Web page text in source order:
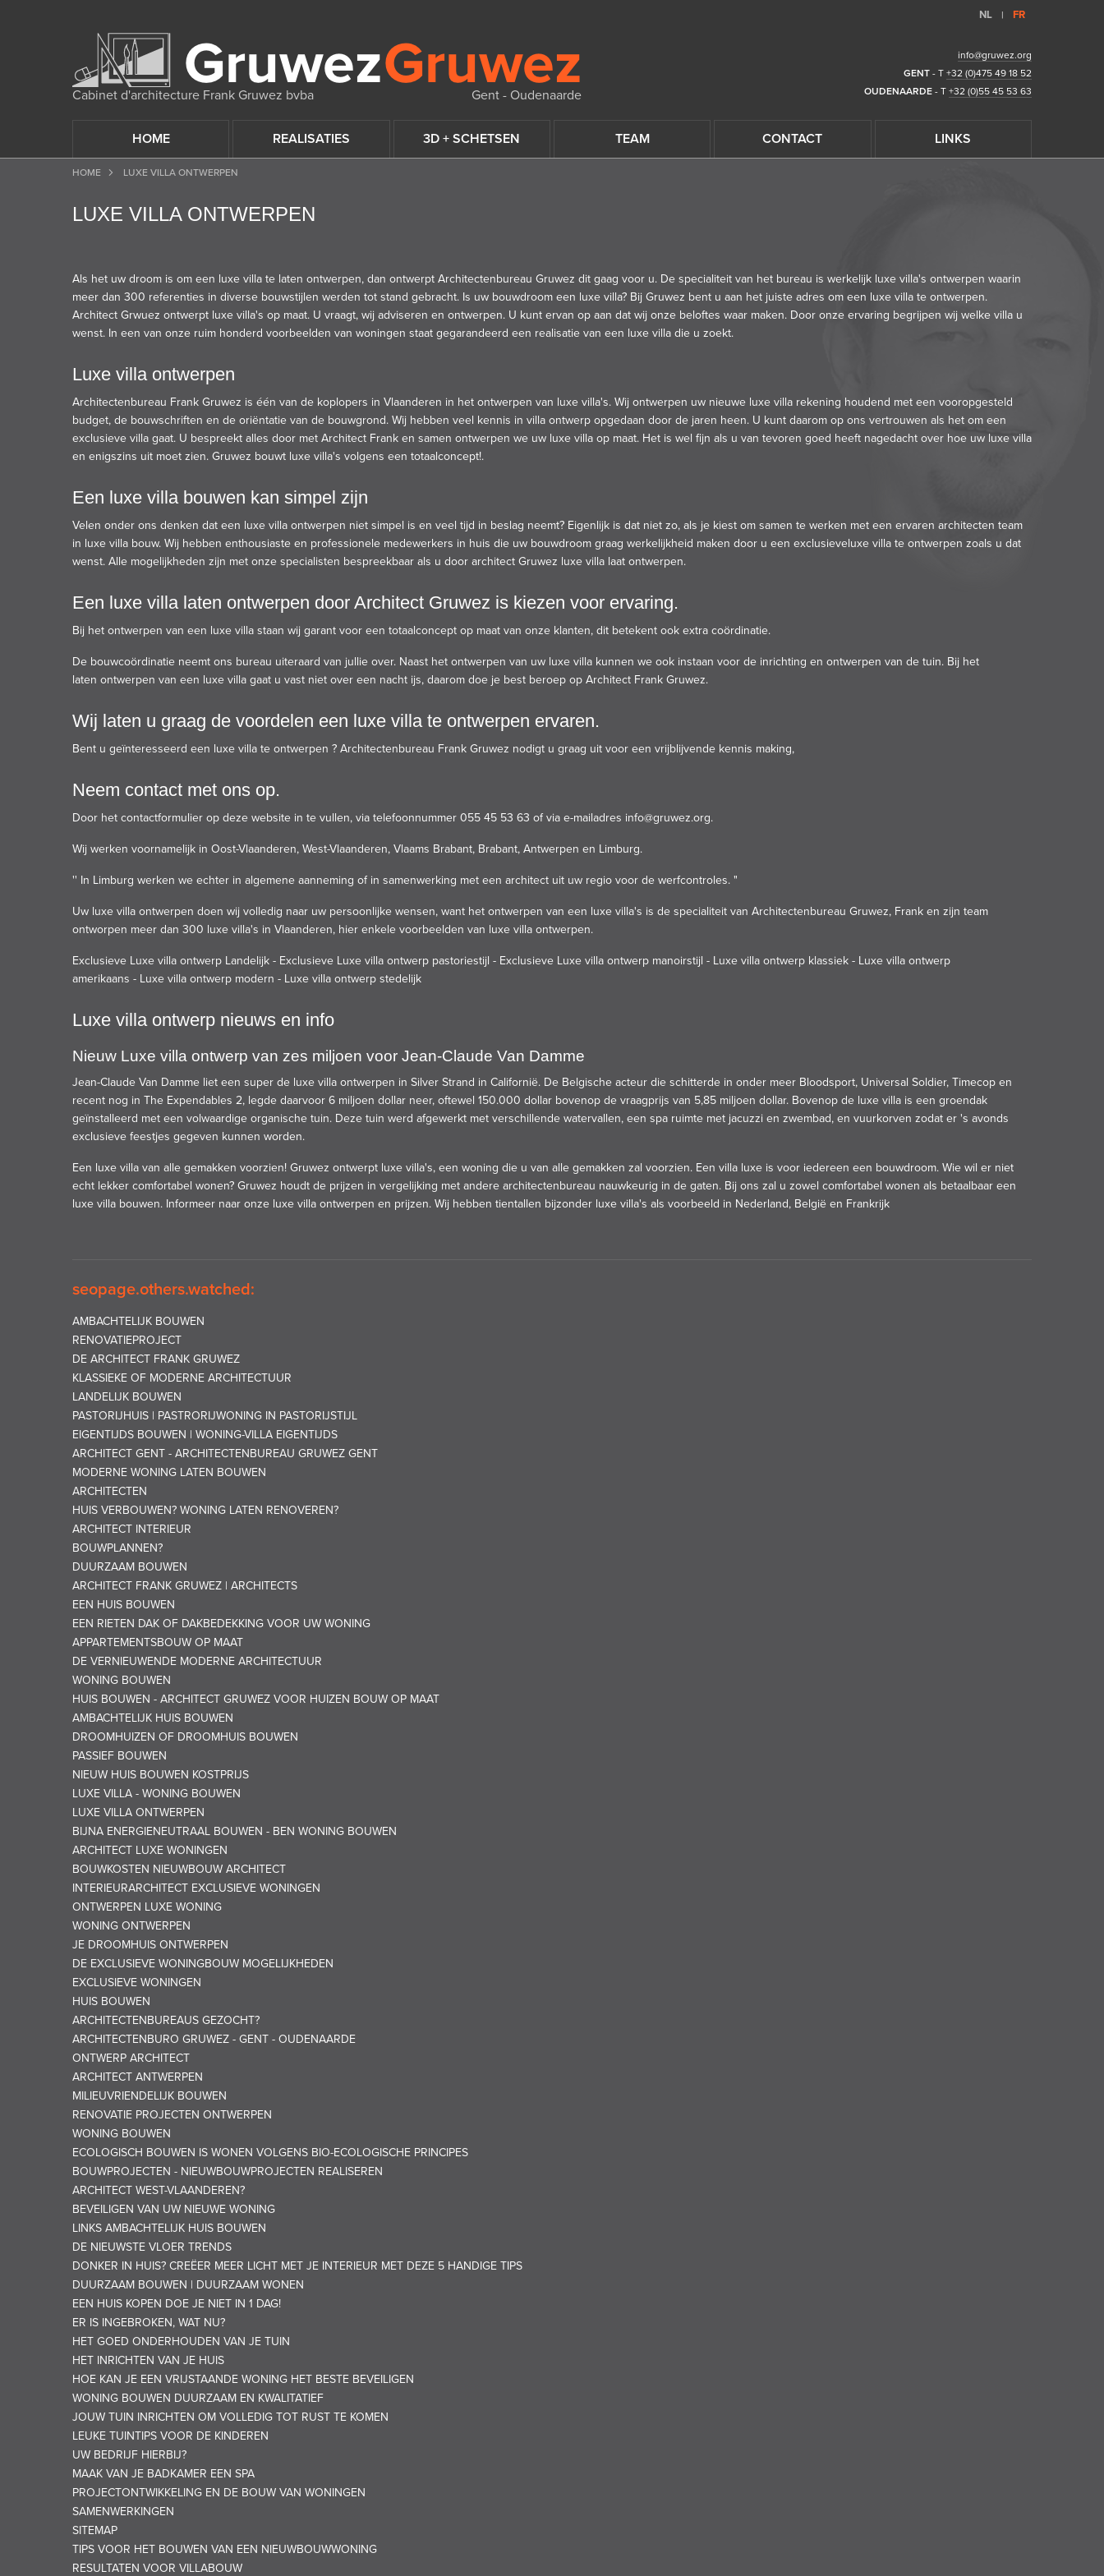
NL | FR
Cabinet d'architecture Frank Gruwez bvba Gent - Oudenaarde
info@gruwez.org
GENT - T +32 (0)475 49 18 52
OUDENAARDE - T +32 (0)55 45 53 63
HOME REALISATIES 3D + SCHETSEN TEAM CONTACT LINKS
HOME LUXE VILLA ONTWERPEN
LUXE VILLA ONTWERPEN
Als het uw droom is om een luxe villa te laten ontwerpen, dan ontwerpt Architectenbureau Gruwez dit gaag voor u. De specialiteit van het bureau is werkelijk luxe villa's ontwerpen waarin
meer dan 300 referenties in diverse bouwstijlen werden tot stand gebracht. Is uw bouwdroom een luxe villa? Bij Gruwez bent u aan het juiste adres om een luxe villa te ontwerpen.
Architect Grwuez ontwerpt luxe villa's op maat. U vraagt, wij adviseren en ontwerpen. U kunt ervan op aan dat wij onze beloftes waar maken. Door onze ervaring begrijpen wij welke villa u
wenst. In een van onze ruim honderd voorbeelden van woningen staat gegarandeerd een realisatie van een luxe villa die u zoekt.
Luxe villa ontwerpen
Architectenbureau Frank Gruwez is één van de koplopers in Vlaanderen in het ontwerpen van luxe villa's. Wij ontwerpen uw nieuwe luxe villa rekening houdend met een vooropgesteld
budget, de bouwschriften en de oriëntatie van de bouwgrond. Wij hebben veel kennis in villa ontwerp opgedaan door de jaren heen. U kunt daarom op ons vertrouwen als het om een
exclusieve villa gaat. U bespreekt alles door met Architect Frank en samen ontwerpen we uw luxe villa op maat. Het is wel fijn als u van tevoren goed heeft nagedacht over hoe uw luxe villa
en enigszins uit moet zien. Gruwez bouwt luxe villa's volgens een totaalconcept!.
Een luxe villa bouwen kan simpel zijn
Velen onder ons denken dat een luxe villa ontwerpen niet simpel is en veel tijd in beslag neemt? Eigenlijk is dat niet zo, als je kiest om samen te werken met een ervaren architecten team
in luxe villa bouw. Wij hebben enthousiaste en professionele medewerkers in huis die uw bouwdroom graag werkelijkheid maken door u een exclusieveluxe villa te ontwerpen zoals u dat
wenst. Alle mogelijkheden zijn met onze specialisten bespreekbaar als u door architect Gruwez luxe villa laat ontwerpen.
Een luxe villa laten ontwerpen door Architect Gruwez is kiezen voor ervaring.
Bij het ontwerpen van een luxe villa staan wij garant voor een totaalconcept op maat van onze klanten, dit betekent ook extra coördinatie.
De bouwcoördinatie neemt ons bureau uiteraard van jullie over. Naast het ontwerpen van uw luxe villa kunnen we ook instaan voor de inrichting en ontwerpen van de tuin. Bij het
laten ontwerpen van een luxe villa gaat u vast niet over een nacht ijs, daarom doe je best beroep op Architect Frank Gruwez.
Wij laten u graag de voordelen een luxe villa te ontwerpen ervaren.
Bent u geïnteresseerd een luxe villa te ontwerpen ? Architectenbureau Frank Gruwez nodigt u graag uit voor een vrijblijvende kennis making,
Neem contact met ons op.
Door het contactformulier op deze website in te vullen, via telefoonnummer 055 45 53 63 of via e-mailadres info@gruwez.org.
Wij werken voornamelijk in Oost-Vlaanderen, West-Vlaanderen, Vlaams Brabant, Brabant, Antwerpen en Limburg.
'' In Limburg werken we echter in algemene aanneming of in samenwerking met een architect uit uw regio voor de werfcontroles. "
Uw luxe villa ontwerpen doen wij volledig naar uw persoonlijke wensen, want het ontwerpen van een luxe villa's is de specialiteit van Architectenbureau Gruwez, Frank en zijn team
ontworpen meer dan 300 luxe villa's in Vlaanderen, hier enkele voorbeelden van luxe villa ontwerpen.
Exclusieve Luxe villa ontwerp Landelijk - Exclusieve Luxe villa ontwerp pastoriestijl - Exclusieve Luxe villa ontwerp manoirstijl - Luxe villa ontwerp klassiek - Luxe villa ontwerp
amerikaans - Luxe villa ontwerp modern - Luxe villa ontwerp stedelijk
Luxe villa ontwerp nieuws en info
Nieuw Luxe villa ontwerp van zes miljoen voor Jean-Claude Van Damme
Jean-Claude Van Damme liet een super de luxe villa ontwerpen in Silver Strand in Californië. De Belgische acteur die schitterde in onder meer Bloodsport, Universal Soldier, Timecop en
recent nog in The Expendables 2, legde daarvoor 6 miljoen dollar neer, oftewel 150.000 dollar bovenop de vraagprijs van 5,85 miljoen dollar. Bovenop de luxe villa is een groendak
geïnstalleerd met een volwaardige organische tuin. Deze tuin werd afgewerkt met verschillende watervallen, een spa ruimte met jacuzzi en zwembad, en vuurkorven zodat er 's avonds
exclusieve feestjes gegeven kunnen worden.
Een luxe villa van alle gemakken voorzien! Gruwez ontwerpt luxe villa's, een woning die u van alle gemakken zal voorzien. Een villa luxe is voor iedereen een bouwdroom. Wie wil er niet
echt lekker comfortabel wonen? Gruwez houdt de prijzen in vergelijking met andere architectenbureau nauwkeurig in de gaten. Bij ons zal u zowel comfortabel wonen als betaalbaar een
luxe villa bouwen. Informeer naar onze luxe villa ontwerpen en prijzen. Wij hebben tientallen bijzonder luxe villa's als voorbeeld in Nederland, België en Frankrijk
seopage.others.watched:
AMBACHTELIJK BOUWEN
RENOVATIEPROJECT
DE ARCHITECT FRANK GRUWEZ
KLASSIEKE OF MODERNE ARCHITECTUUR
LANDELIJK BOUWEN
PASTORIJHUIS | PASTRORIJWONING IN PASTORIJSTIJL
EIGENTIJDS BOUWEN | WONING-VILLA EIGENTIJDS
ARCHITECT GENT - ARCHITECTENBUREAU GRUWEZ GENT
MODERNE WONING LATEN BOUWEN
ARCHITECTEN
HUIS VERBOUWEN? WONING LATEN RENOVEREN?
ARCHITECT INTERIEUR
BOUWPLANNEN?
DUURZAAM BOUWEN
ARCHITECT FRANK GRUWEZ | ARCHITECTS
EEN HUIS BOUWEN
EEN RIETEN DAK OF DAKBEDEKKING VOOR UW WONING
APPARTEMENTSBOUW OP MAAT
DE VERNIEUWENDE MODERNE ARCHITECTUUR
WONING BOUWEN
HUIS BOUWEN - ARCHITECT GRUWEZ VOOR HUIZEN BOUW OP MAAT
AMBACHTELIJK HUIS BOUWEN
DROOMHUIZEN OF DROOMHUIS BOUWEN
PASSIEF BOUWEN
NIEUW HUIS BOUWEN KOSTPRIJS
LUXE VILLA - WONING BOUWEN
LUXE VILLA ONTWERPEN
BIJNA ENERGIENEUTRAAL BOUWEN - BEN WONING BOUWEN
ARCHITECT LUXE WONINGEN
BOUWKOSTEN NIEUWBOUW ARCHITECT
INTERIEURARCHITECT EXCLUSIEVE WONINGEN
ONTWERPEN LUXE WONING
WONING ONTWERPEN
JE DROOMHUIS ONTWERPEN
DE EXCLUSIEVE WONINGBOUW MOGELIJKHEDEN
EXCLUSIEVE WONINGEN
HUIS BOUWEN
ARCHITECTENBUREAUS GEZOCHT?
ARCHITECTENBURO GRUWEZ - GENT - OUDENAARDE
ONTWERP ARCHITECT
ARCHITECT ANTWERPEN
MILIEUVRIENDELIJK BOUWEN
RENOVATIE PROJECTEN ONTWERPEN
WONING BOUWEN
ECOLOGISCH BOUWEN IS WONEN VOLGENS BIO-ECOLOGISCHE PRINCIPES
BOUWPROJECTEN - NIEUWBOUWPROJECTEN REALISEREN
ARCHITECT WEST-VLAANDEREN?
BEVEILIGEN VAN UW NIEUWE WONING
LINKS AMBACHTELIJK HUIS BOUWEN
DE NIEUWSTE VLOER TRENDS
DONKER IN HUIS? CREËER MEER LICHT MET JE INTERIEUR MET DEZE 5 HANDIGE TIPS
DUURZAAM BOUWEN | DUURZAAM WONEN
EEN HUIS KOPEN DOE JE NIET IN 1 DAG!
ER IS INGEBROKEN, WAT NU?
HET GOED ONDERHOUDEN VAN JE TUIN
HET INRICHTEN VAN JE HUIS
HOE KAN JE EEN VRIJSTAANDE WONING HET BESTE BEVEILIGEN
WONING BOUWEN DUURZAAM EN KWALITATIEF
JOUW TUIN INRICHTEN OM VOLLEDIG TOT RUST TE KOMEN
LEUKE TUINTIPS VOOR DE KINDEREN
UW BEDRIJF HIERBIJ?
MAAK VAN JE BADKAMER EEN SPA
PROJECTONTWIKKELING EN DE BOUW VAN WONINGEN
SAMENWERKINGEN
SITEMAP
TIPS VOOR HET BOUWEN VAN EEN NIEUWBOUWWONING
RESULTATEN VOOR VILLABOUW